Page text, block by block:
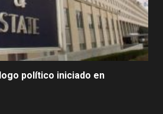
político iniciado en